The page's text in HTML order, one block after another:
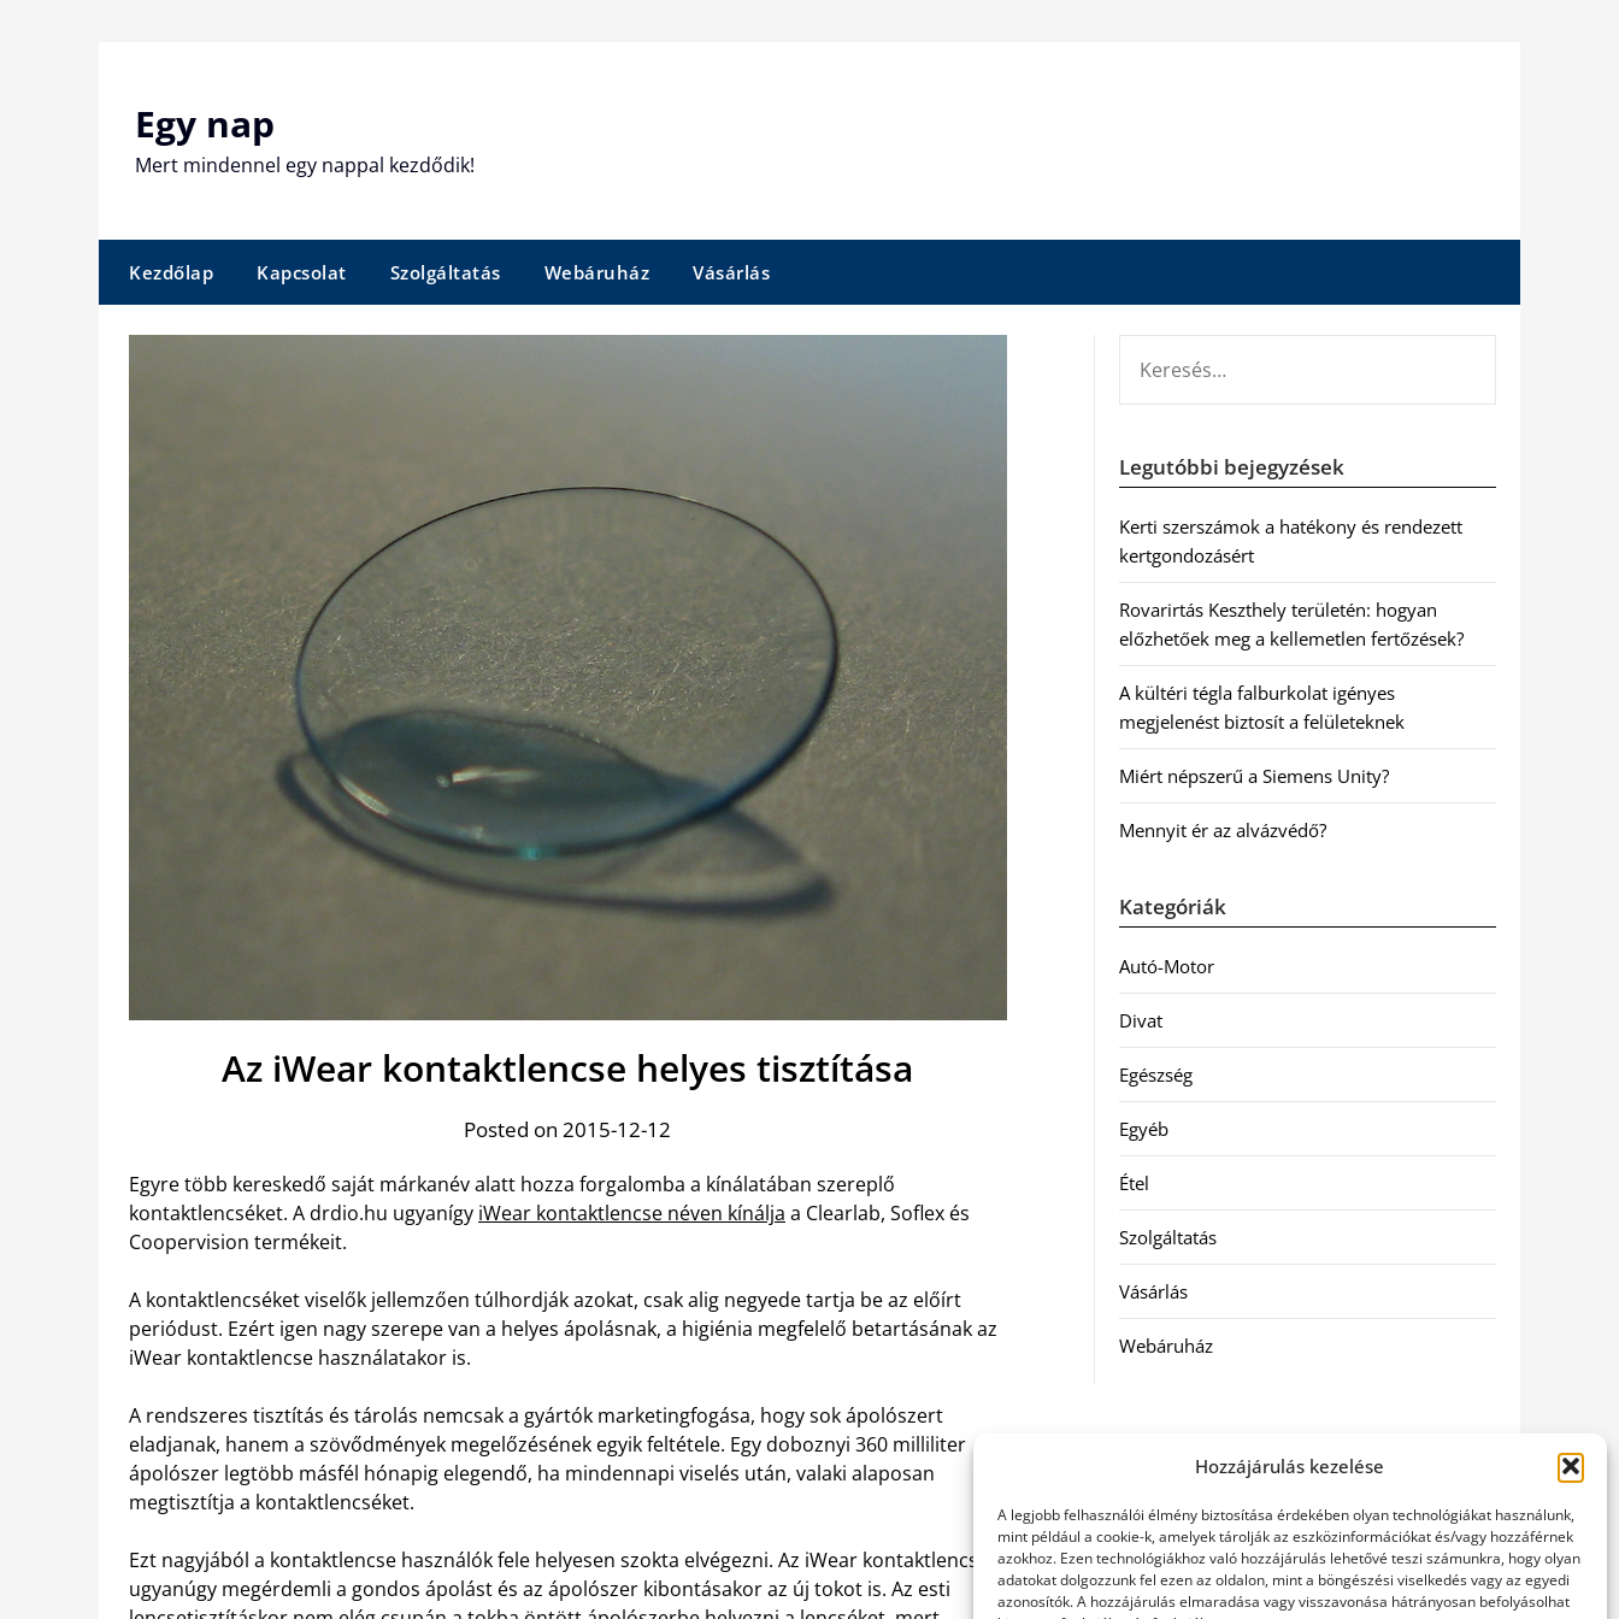
Hozzájárulás kezelése
A legjobb felhasználói élmény biztosítása érdekében olyan technológiákat használunk,
mint például a cookie-k, amelyek tárolják az eszközinformációkat és/vagy hozzáférnek
azokhoz. Ezen technológiákhoz való hozzájárulás lehetővé teszi számunkra, hogy olyan
adatokat dolgozzunk fel ezen az oldalon, mint a böngészési viselkedés vagy az egyedi
azonosítók. A hozzájárulás elmaradása vagy visszavonása hátrányosan befolyásolhat
Egy nap
Mert mindennel egy nappal kezdődik!
Kezdőlap Kapcsolat Szolgáltatás Webáruház Vásárlás
Az iWear kontaktlencse helyes tisztítása
Posted on 2015-12-12
Egyre több kereskedő saját márkanév alatt hozza forgalomba a kínálatában szereplő
kontaktlencséket. A drdio.hu ugyanígy iWear kontaktlencse néven kínálja a Clearlab, Soflex és
Coopervision termékeit.
A kontaktlencséket viselők jellemzően túlhordják azokat, csak alig negyede tartja be az előírt
periódust. Ezért igen nagy szerepe van a helyes ápolásnak, a higiénia megfelelő betartásának az
iWear kontaktlencse használatakor is.
A rendszeres tisztítás és tárolás nemcsak a gyártók marketingfogása, hogy sok ápolószert
eladjanak, hanem a szövődmények megelőzésének egyik feltétele. Egy doboznyi 360 milliliter
ápolószer legtöbb másfél hónapig elegendő, ha mindennapi viselés után, valaki alaposan
megtisztítja a kontaktlencséket.
Ezt nagyjából a kontaktlencse használók fele helyesen szokta elvégezni. Az iWear kontaktlencse
ugyanúgy megérdemli a gondos ápolást és az ápolószer kibontásakor az új tokot is. Az esti
Legutóbbi bejegyzések
Kerti szerszámok a hatékony és rendezett
kertgondozásért
Rovarirtás Keszthely területén: hogyan
előzhetőek meg a kellemetlen fertőzések?
A kültéri tégla falburkolat igényes
megjelenést biztosít a felületeknek
Miért népszerű a Siemens Unity?
Mennyit ér az alvázvédő?
Kategóriák
Autó-Motor
Divat
Egészség
Egyéb
Étel
Szolgáltatás
Vásárlás
Webáruház